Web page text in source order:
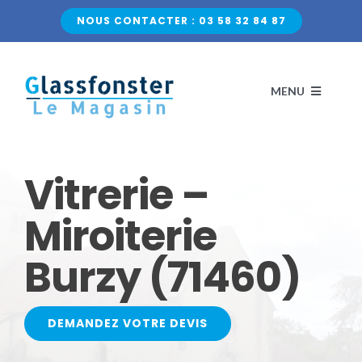
NOUS CONTACTER : 03 58 32 84 87
MENU
NOS VITRAGES
VERRE CLASSIQUE
VERRE DÉCORATIF
QUI SOMMES-NOUS ?
CONTACTEZ-NOUS
Vitrerie –
Miroiterie
Burzy (71460)
DEMANDEZ VOTRE DEVIS